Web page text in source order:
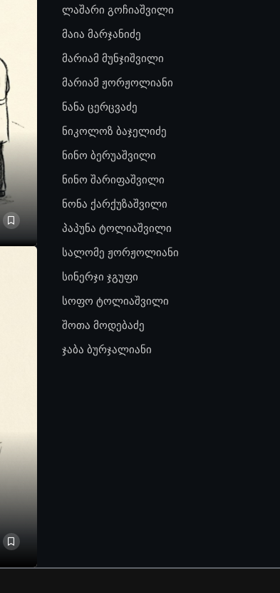
ლაშარი გოჩიაშვილი
მაია მარჯანიძე
მარიამ მუნჯიშვილი
მარიამ ჟორჟოლიანი
ნანა ცერცვაძე
ნიკოლოზ ბაჯელიძე
ნინო ბერუაშვილი
ნინო შარიფაშვილი
ნონა ქარქუზაშვილი
პაპუნა ტოლიაშვილი
სალომე ჟორჟოლიანი
სინერჯი ჯგუფი
სოფო ტოლიაშვილი
შოთა მოდებაძე
ჯაბა ბურჯალიანი